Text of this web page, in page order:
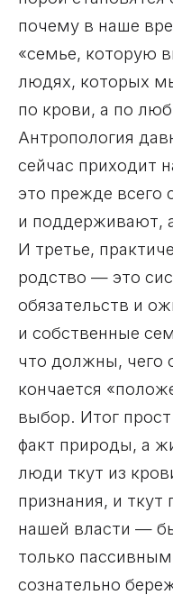
почему в наше
«семье, которую
людях, которых
по крови, а по
Антропология
сейчас приходит
это прежде всего
и поддерживают,
И третье,
родство — это
обязательств и
и собственные
что должны, чего
кончается
выбор. Итог
факт природы, а
люди ткут из
признания, и
нашей власти —
только
сознательно